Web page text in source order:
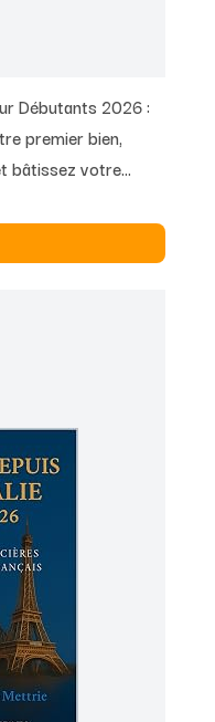
Débutants 2026 :
premier bien,
bâtissez votre
Revenus 2026 t.